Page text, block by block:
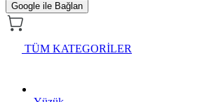
Google ile Bağlan
TÜM KATEGORİLER